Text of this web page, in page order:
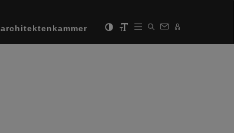
architektenkammer